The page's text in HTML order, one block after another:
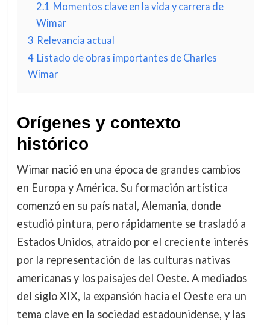
2.1 Momentos clave en la vida y carrera de
Wimar
3 Relevancia actual
4 Listado de obras importantes de Charles
Wimar
Orígenes y contexto
histórico
Wimar nació en una época de grandes cambios
en Europa y América. Su formación artística
comenzó en su país natal, Alemania, donde
estudió pintura, pero rápidamente se trasladó a
Estados Unidos, atraído por el creciente interés
por la representación de las culturas nativas
americanas y los paisajes del Oeste. A mediados
del siglo XIX, la expansión hacia el Oeste era un
tema clave en la sociedad estadounidense, y las